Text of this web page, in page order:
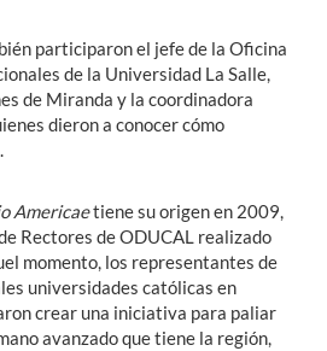
participaron el jefe de la Oficina
de la Universidad La Salle,
de Miranda y la coordinadora
dieron a conocer cómo
Americaetiene su origen en 2009,
Rectores de ODUCAL realizado
momento, los representantes de
universidades católicas en
crear una iniciativa para paliar
avanzado que tiene la región,